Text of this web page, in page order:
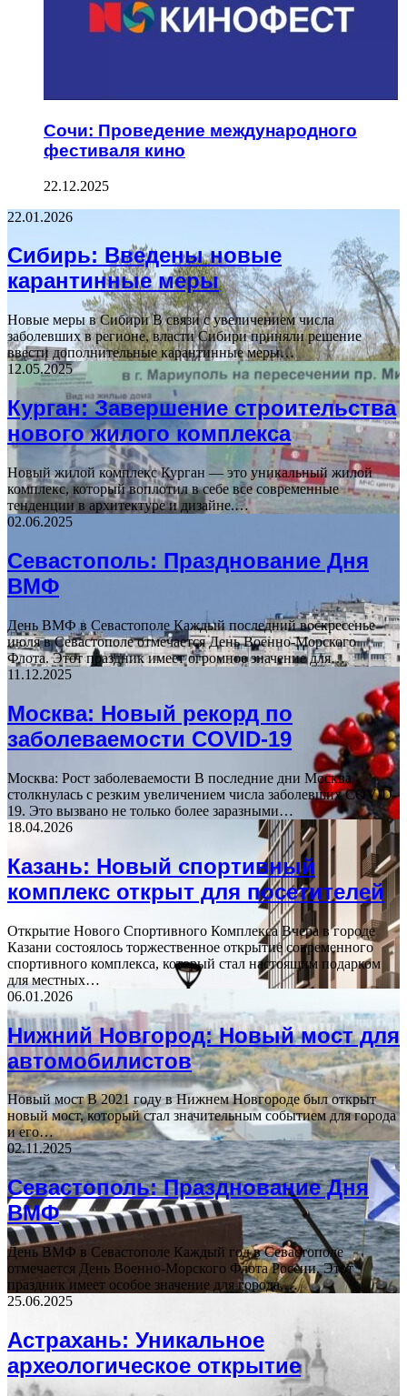
Сочи: Проведение международного
фестиваля кино
22.12.2025
22.01.2026
Сибирь: Введены новые
карантинные меры
Новые меры в Сибири В связи с увеличением числа
заболевших в регионе, власти Сибири приняли решение
ввести дополнительные карантинные меры…
12.05.2025
Курган: Завершение строительства
нового жилого комплекса
Новый жилой комплекс Курган — это уникальный жилой
комплекс, который воплотил в себе все современные
тенденции в архитектуре и дизайне.…
02.06.2025
Севастополь: Празднование Дня
ВМФ
День ВМФ в Севастополе Каждый последний воскресенье
июля в Севастополе отмечается День Военно-Морского
Флота. Этот праздник имеет огромное значение для…
11.12.2025
Москва: Новый рекорд по
заболеваемости COVID-19
Москва: Рост заболеваемости В последние дни Москва
столкнулась с резким увеличением числа заболевших COVID-
19. Это вызвано не только более заразными…
18.04.2026
Казань: Новый спортивный
комплекс открыт для посетителей
Открытие Нового Спортивного Комплекса Вчера в городе
Казани состоялось торжественное открытие современного
спортивного комплекса, который стал настоящим подарком
для местных…
06.01.2026
Нижний Новгород: Новый мост для
автомобилистов
Новый мост В 2021 году в Нижнем Новгороде был открыт
новый мост, который стал значительным событием для города
и его…
02.11.2025
Севастополь: Празднование Дня
ВМФ
День ВМФ в Севастополе Каждый год в Севастополе
отмечается День Военно-Морского Флота России. Этот
праздник имеет особое значение для города,…
25.06.2025
Астрахань: Уникальное
археологическое открытие